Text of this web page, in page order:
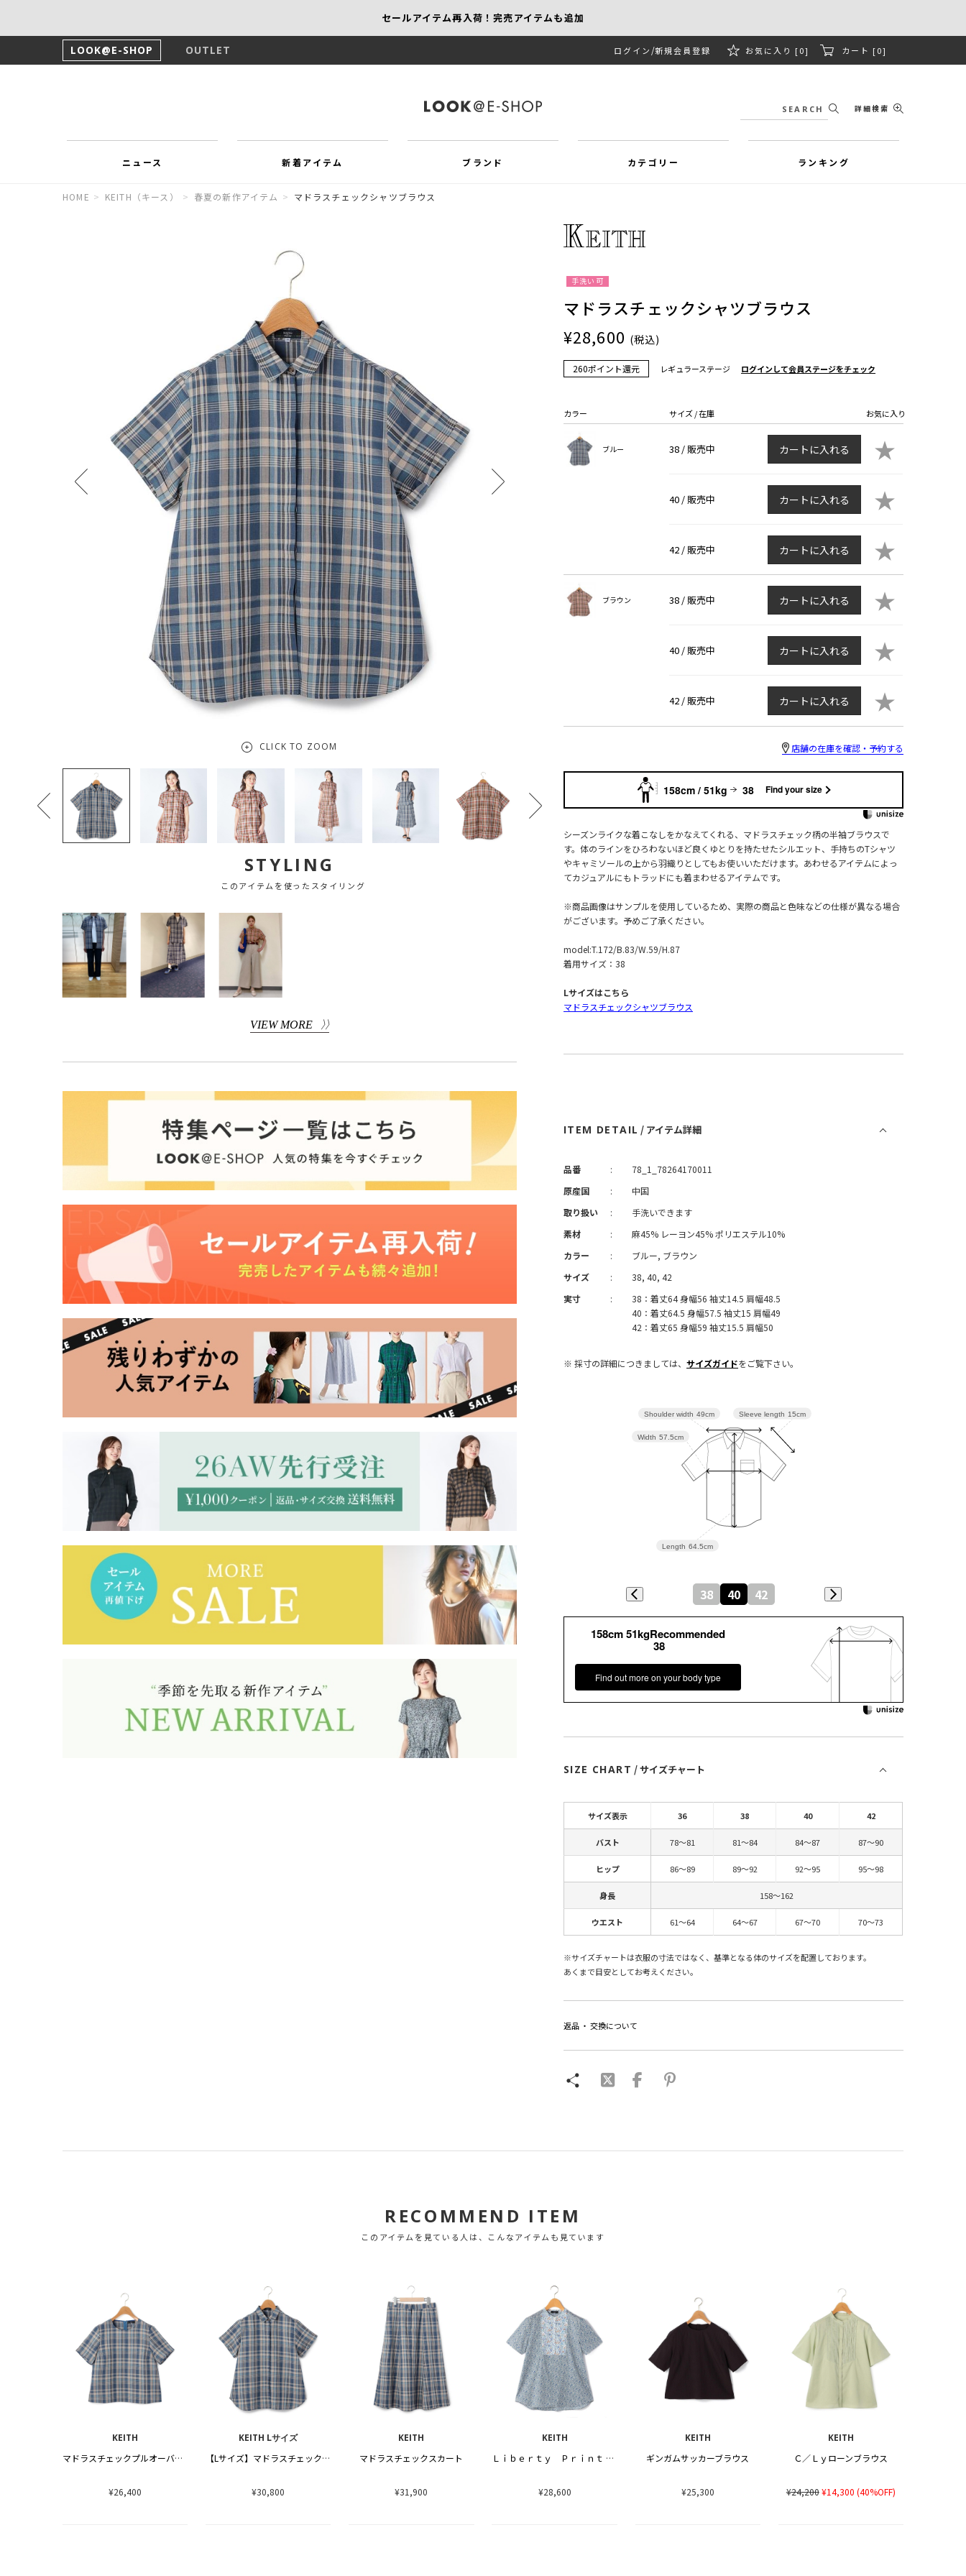
セールアイテム再入荷！完売アイテムも追加
LOOK@E-SHOP OUTLET ログイン 新規会員登録 お気に入り [0] カート [0]
詳細検索
ニュース 新着アイテム ブランド カテゴリー ランキング
HOME > KEITH（キース） > 春夏の新作アイテム > マドラスチェックシャツブラウス
CLICK TO ZOOM
STYLING
このアイテムを使ったスタイリング
VIEW MORE
手洗い可
マドラスチェックシャツブラウス
¥28,600 (税込)
260ポイント還元 レギュラーステージ ログインして会員ステージをチェック
カラー サイズ / 在庫 お気に入り
ブルー 38 / 販売中 カートに入れる ★
40 / 販売中 カートに入れる ★
42 / 販売中 カートに入れる ★
ブラウン 38 / 販売中 カートに入れる ★
40 / 販売中 カートに入れる ★
42 / 販売中 カートに入れる ★
店舗の在庫を確認・予約する
158cm / 51kg 38 Find your size
シーズンライクな着こなしをかなえてくれる、マドラスチェック柄の半袖ブラウスで
す。体のラインをひろわないほど良くゆとりを持たせたシルエット、手持ちのTシャツ
やキャミソールの上から羽織りとしてもお使いいただけます。あわせるアイテムによっ
てカジュアルにもトラッドにも着まわせるアイテムです。
※商品画像はサンプルを使用しているため、実際の商品と色味などの仕様が異なる場合
がございます。予めご了承ください。
model:T.172/B.83/W.59/H.87
着用サイズ：38
Lサイズはこちら
マドラスチェックシャツブラウス
ITEM DETAIL / アイテム詳細
品番 :
78_1_78264170011
原産国
:
中国
取り扱い
:
手洗いできます
素材
:
麻45% レーヨン45% ポリエステル10%
カラー
:
ブルー, ブラウン
サイズ
:
38, 40, 42
実寸
:
38：着丈64 身幅56 袖丈14.5 肩幅48.5
40：着丈64.5 身幅57.5 袖丈15 肩幅49
42：着丈65 身幅59 袖丈15.5 肩幅50
※ 採寸の詳細につきましては、サイズガイドをご覧下さい。
Sleeve length 15cm
Length 64.5cm
Width 57.5cm
Shoulder width 49cm
38 40 42
158cm 51kgRecommended
38
Find out more on your body type
SIZE CHART / サイズチャート
サイズ表示 36 38 40 42
バスト 78～81 81～84 84～87 87～90
ヒップ 86～89 89～92 92～95 95～98
身長 158～162
ウエスト 61～64 64～67 67～70 70～73
※サイズチャートは衣服の寸法ではなく、基準となる体のサイズを配置しております。
あくまで目安としてお考えください。
返品 ・ 交換について
RECOMMEND ITEM
このアイテムを見ている人は、こんなアイテムも見ています
KEITH
マドラスチェックプルオーバーブラウス
¥26,400
KEITH Lサイズ
【Lサイズ】マドラスチェックシャツブラウス
¥30,800
KEITH
マドラスチェックスカート
¥31,900
KEITH
Ｌｉｂｅｒｔｙ Ｐｒｉｎｔ Ｋａｔｅ ａｎｄ Ｍｉｌｌｉｅブラウス
¥28,600
KEITH
ギンガムサッカーブラウス
¥25,300
KEITH
Ｃ／Ｌｙローンブラウス
¥24,200¥14,300 (40%OFF)